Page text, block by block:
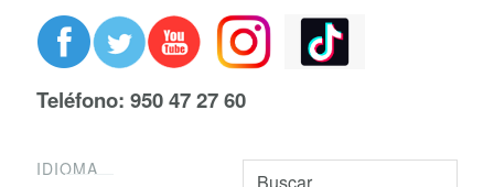
Teléfono: 950 47 27 60
IDIOMA